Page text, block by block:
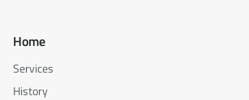
Home
Services
History